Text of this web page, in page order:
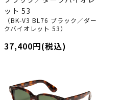
ット 53
（BK-V3 BL76 ブラック／ダー
クバイオレット 53）
37,400円(税込)